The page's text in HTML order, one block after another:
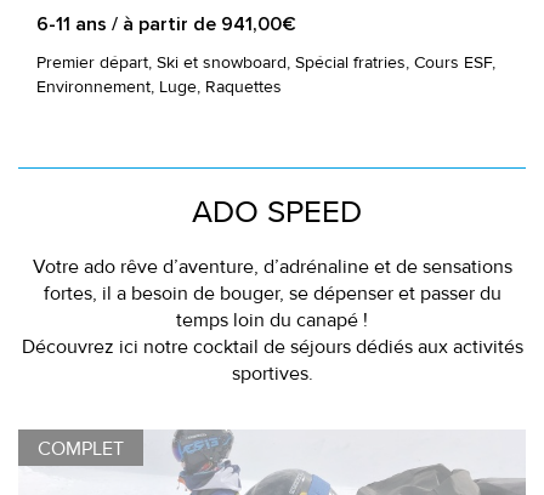
6-11 ans / à partir de 941,00€
Premier départ, Ski et snowboard, Spécial fratries, Cours ESF,
Environnement, Luge, Raquettes
ADO SPEED
Votre ado rêve d’aventure, d’adrénaline et de sensations
fortes, il a besoin de bouger, se dépenser et passer du
temps loin du canapé !
Découvrez ici notre cocktail de séjours dédiés aux activités
sportives.
COMPLET